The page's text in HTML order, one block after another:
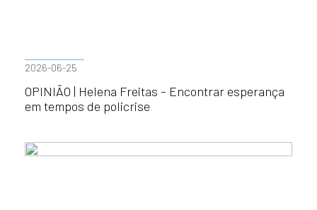
2026-06-25
OPINIÃO | Helena Freitas – Encontrar esperança
em tempos de policrise